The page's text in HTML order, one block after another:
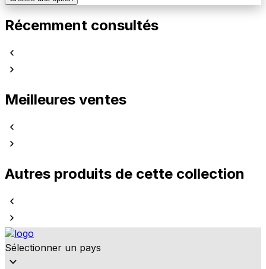
Récemment consultés
Meilleures ventes
Autres produits de cette collection
Sélectionner un pays